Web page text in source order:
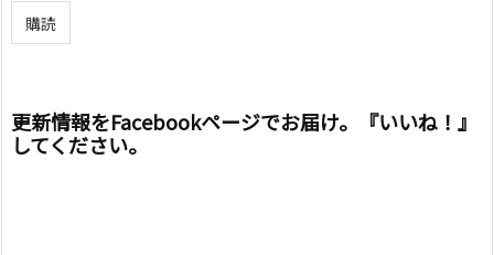
更新情報をFacebookページでお届け。『いいね！』
してください。